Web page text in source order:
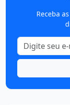
Receba